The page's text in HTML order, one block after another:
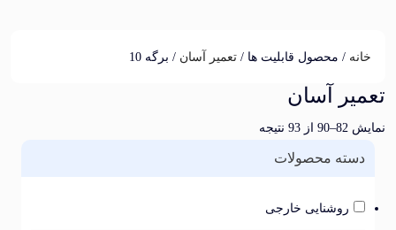
/ محصول قابلیت ها /تعمیر آسان/ برگه 10
آسان
محصولات
روشنایی خارجی